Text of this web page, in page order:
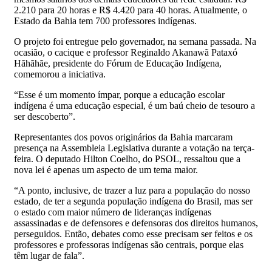
2.210 para 20 horas e R$ 4.420 para 40 horas. Atualmente, o
Estado da Bahia tem 700 professores indígenas.
O projeto foi entregue pelo governador, na semana passada. Na
ocasião, o cacique e professor Reginaldo Akanawã Pataxó
Hãhãhãe, presidente do Fórum de Educação Indígena,
comemorou a iniciativa.
“Esse é um momento ímpar, porque a educação escolar
indígena é uma educação especial, é um baú cheio de tesouro a
ser descoberto”.
Representantes dos povos originários da Bahia marcaram
presença na Assembleia Legislativa durante a votação na terça-
feira. O deputado Hilton Coelho, do PSOL, ressaltou que a
nova lei é apenas um aspecto de um tema maior.
“A ponto, inclusive, de trazer a luz para a população do nosso
estado, de ter a segunda população indígena do Brasil, mas ser
o estado com maior número de lideranças indígenas
assassinadas e de defensores e defensoras dos direitos humanos,
perseguidos. Então, debates como esse precisam ser feitos e os
professores e professoras indígenas são centrais, porque elas
têm lugar de fala”.